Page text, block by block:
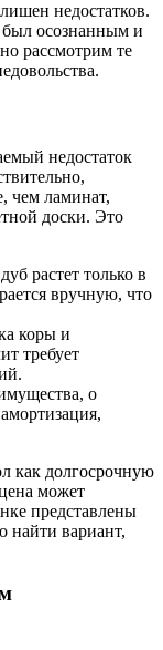
недостатков.
осознанным и
рассмотрим те
недостаток
чем ламинат,
доски. Это
растет только в
вручную, что
коры и
требует
о
как долгосрочную
может
представлены
найти вариант,